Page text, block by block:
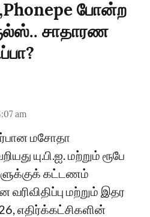
போன்ற
சாதாரண
am
மசோதா
யு.பி.ஐ. மற்றும் ரூபே
கட்டணம்
மற்றும் இதர
எதிர்க்கட்சிகளின்